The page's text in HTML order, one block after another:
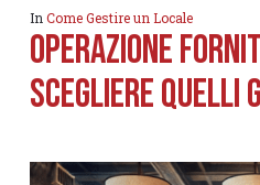
In Come Gestire un Locale
Operazione
scegliere quelli